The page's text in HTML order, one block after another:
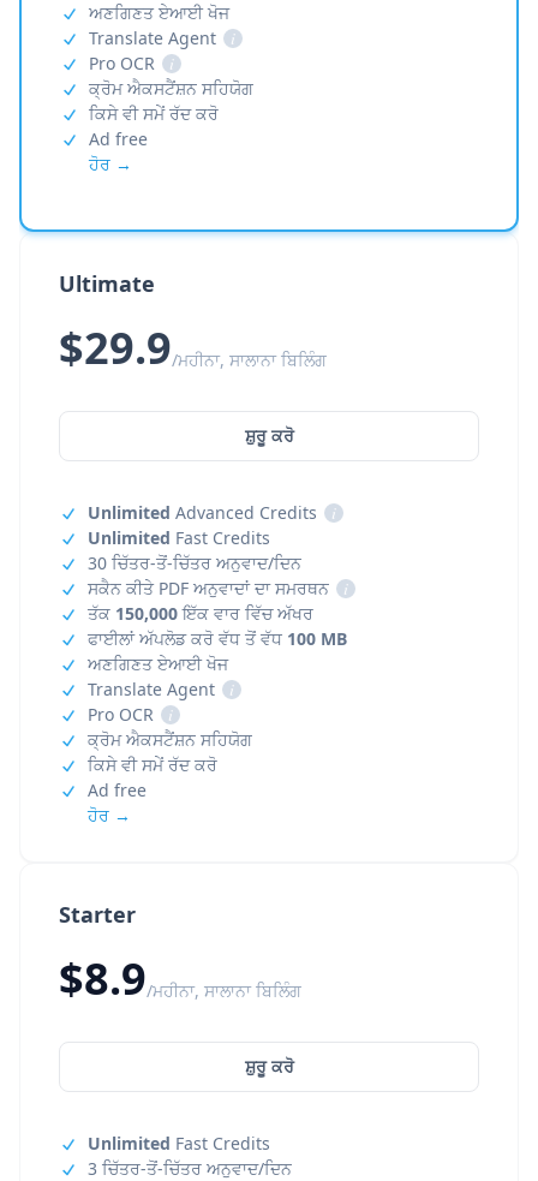
Starter
$8.9/ਮਹੀਨਾ, ਸਾਲਾਨਾ ਬਿਲਿੰਗ
ਸ਼ੁਰੂ ਕਰੋ
Unlimited Fast Credits
3 ਚਿੱਤਰ-ਤੋਂ-ਚਿੱਤਰ ਅਨੁਵਾਦ/ਦਿਨ
ਅਣਗਿਣਤ ਏਆਈ ਖੋਜ
Translate Agent
i
Pro OCR
i
ਕ੍ਰੋਮ ਐਕਸਟੈਂਸ਼ਨ ਸਹਿਯੋਗ
ਕਿਸੇ ਵੀ ਸਮੇਂ ਰੱਦ ਕਰੋ
Ad free
ਹੋਰ →
Ultimate
$29.9/ਮਹੀਨਾ, ਸਾਲਾਨਾ ਬਿਲਿੰਗ
ਸ਼ੁਰੂ ਕਰੋ
Unlimited Advanced Credits
i
Unlimited Fast Credits
30 ਚਿੱਤਰ-ਤੋਂ-ਚਿੱਤਰ ਅਨੁਵਾਦ/ਦਿਨ
ਸਕੈਨ ਕੀਤੇ PDF ਅਨੁਵਾਦਾਂ ਦਾ ਸਮਰਥਨ
i
ਤੱਕ 150,000ਇੱਕ ਵਾਰ ਵਿੱਚ ਅੱਖਰ
ਫਾਈਲਾਂ ਅੱਪਲੋਡ ਕਰੋ ਵੱਧ ਤੋਂ ਵੱਧ 100 MB
ਅਣਗਿਣਤ ਏਆਈ ਖੋਜ
Translate Agent
i
Pro OCR
i
ਕ੍ਰੋਮ ਐਕਸਟੈਂਸ਼ਨ ਸਹਿਯੋਗ
ਕਿਸੇ ਵੀ ਸਮੇਂ ਰੱਦ ਕਰੋ
Ad free
ਹੋਰ →